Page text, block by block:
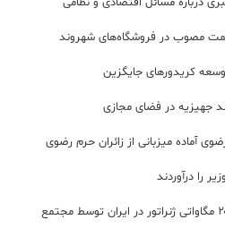
مصوب در فروشگاه‌های شهروند
کریدورهای جایگزین
آماده میزبانی از زائران حرم رضوی
را درآوردند
تولید نخستین شفت روتور ۲۰۰ مگاواتی ژنراتور در ایران توسط مجتمع